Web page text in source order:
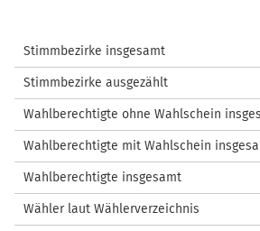
Stimmbezirke insgesamt
Stimmbezirke ausgezählt
Wahlberechtigte ohne Wahlschein
Wahlberechtigte mit Wahlschein
Wahlberechtigte insgesamt
Wähler laut Wählerverzeichnis